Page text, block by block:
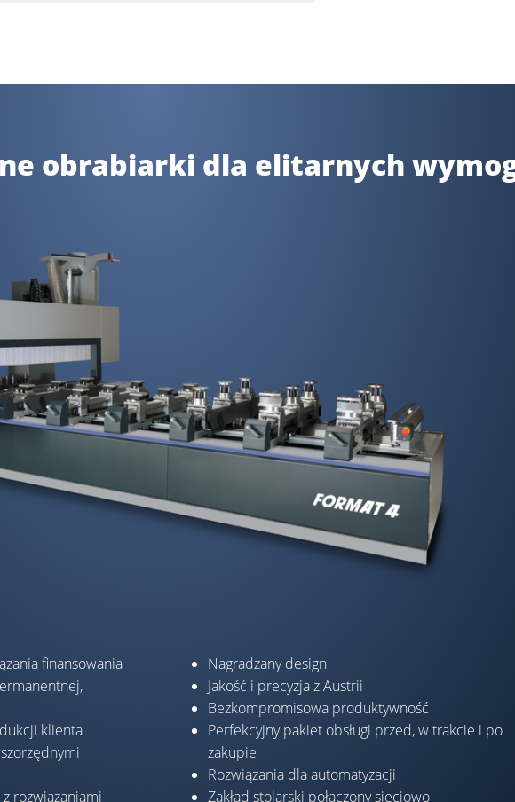
obrabiarki dla elitarnych
finansowania
klienta
rozwiązaniami
Nagradzany design
Jakość i precyzja z Austrii
Bezkompromisowa produktywność
Perfekcyjny pakiet obsługi przed, w trakcie i po
zakupie
Rozwiązania dla automatyzacji
Zakład stolarski połączony sieciowo